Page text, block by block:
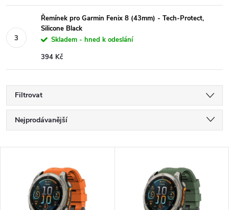
Řemínek pro Garmin Fenix 8 (43mm) - Tech-Protect,
Silicone Black
Skladem - hned k odeslání
394 Kč
Filtrovat
Ř
a
Nejprodávanější
Abecedně